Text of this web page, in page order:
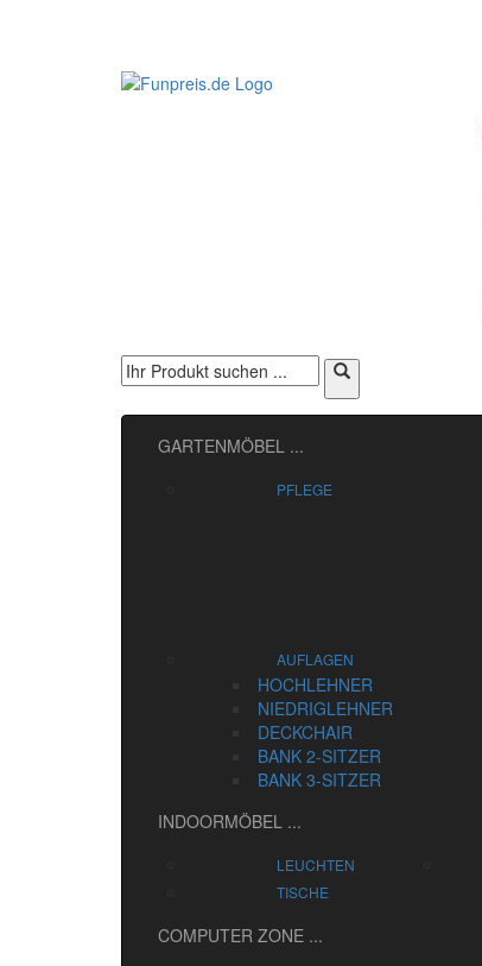
GARTENMÖBEL ...
PFLEGE
AUFLAGEN
HOCHLEHNER
NIEDRIGLEHNER
DECKCHAIR
BANK 2-SITZER
BANK 3-SITZER
INDOORMÖBEL ...
LEUCHTEN
TISCHE
COMPUTER ZONE ...